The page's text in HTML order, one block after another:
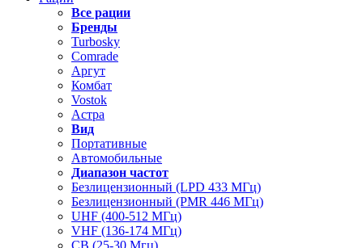
Все рации
Бренды
Turbosky
Comrade
Аргут
Комбат
Vostok
Астра
Вид
Портативные
Автомобильные
Диапазон частот
Безлицензионный (LPD 433 МГц)
Безлицензионный (PMR 446 МГц)
UHF (400-512 МГц)
VHF (136-174 МГц)
CB (25-30 Мгц)